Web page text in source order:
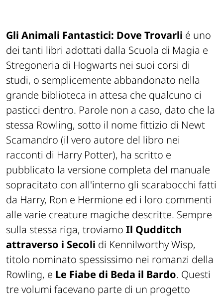
Gli Animali Fantastici: Dove Trovarli é uno
dei tanti libri adottati dalla Scuola di Magia e
Stregoneria di Hogwarts nei suoi corsi di
studi, o semplicemente abbandonato nella
grande biblioteca in attesa che qualcuno ci
pasticci dentro. Parole non a caso, dato che la
stessa Rowling, sotto il nome fittizio di Newt
Scamandro (il vero autore del libro nei
racconti di Harry Potter), ha scritto e
pubblicato la versione completa del manuale
sopracitato con all'interno gli scarabocchi fatti
da Harry, Ron e Hermione ed i loro commenti
alle varie creature magiche descritte. Sempre
sulla stessa riga, troviamo Il Qudditch
attraverso i Secoli di Kennilworthy Wisp,
titolo nominato spessissimo nei romanzi della
Rowling, e Le Fiabe di Beda il Bardo. Questi
tre volumi facevano parte di un progetto